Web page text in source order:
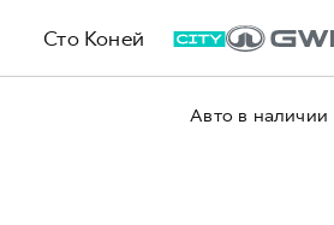
Сто Коней
Авто в наличии